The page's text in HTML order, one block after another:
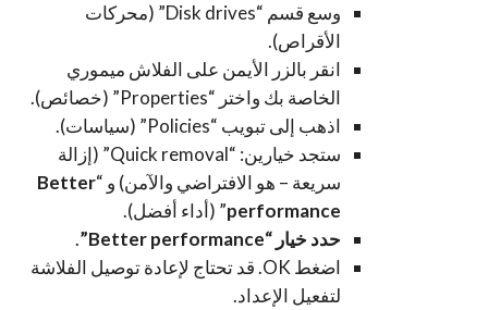
وسع قسم “Disk drives” (محركات
الأقراص).
انقر بالزر الأيمن على الفلاش ميموري
الخاصة بك واختر “Properties” (خصائص).
اذهب إلى تبويب “Policies” (سياسات).
ستجد خيارين: “Quick removal” (إزالة
سريعة – هو الافتراضي والآمن) و “Better
performance” (أداء أفضل).
حدد خيار “Better performance”
.
اضغط OK. قد تحتاج لإعادة توصيل الفلاشة
لتفعيل الإعداد.